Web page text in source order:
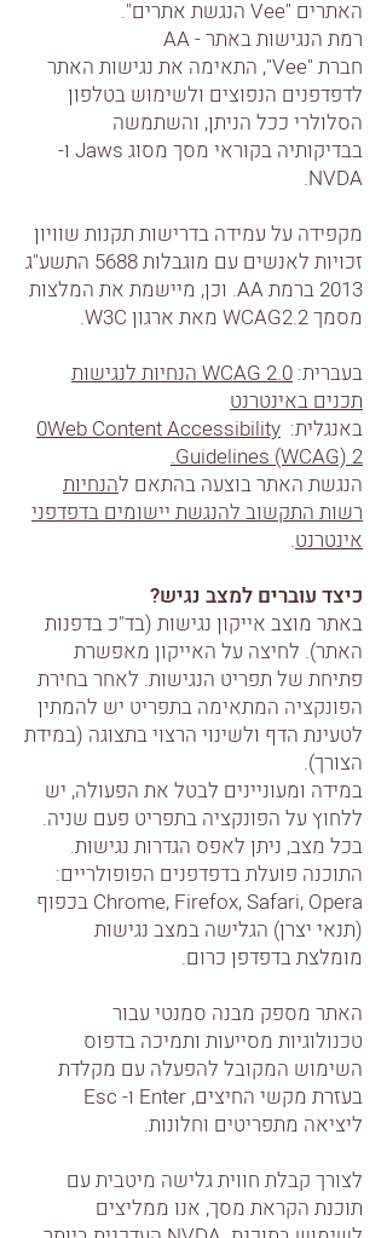
האתרים "Vee הנגשת אתרים".
רמת הנגישות באתר - AA
חברת "Vee", התאימה את נגישות האתר
לדפדפנים הנפוצים ולשימוש בטלפון
הסלולרי ככל הניתן, והשתמשה
בבדיקותיה בקוראי מסך מסוג Jaws ו-
NVDA.
מקפידה על עמידה בדרישות תקנות שוויון
זכויות לאנשים עם מוגבלות 5688 התשע"ג
2013 ברמת AA. וכן, מיישמת את המלצות
מסמך WCAG2.2 מאת ארגון W3C.
בעברית:
WCAG 2.0 הנחיות לנגישות
תכנים באינטרנט
באנגלית:
0Web Content Accessibility
Guidelines (WCAG) 2.
הנגשת האתר בוצעה בהתאם להנחיות
רשות התקשוב להנגשת יישומים בדפדפני
אינטרנט.
כיצד עוברים למצב נגיש?
באתר מוצב אייקון נגישות (בד"כ בדפנות
האתר). לחיצה על האייקון מאפשרת
פתיחת של תפריט הנגישות. לאחר בחירת
הפונקציה המתאימה בתפריט יש להמתין
לטעינת הדף ולשינוי הרצוי בתצוגה (במידת
הצורך).
במידה ומעוניינים לבטל את הפעולה, יש
ללחוץ על הפונקציה בתפריט פעם שניה.
בכל מצב, ניתן לאפס הגדרות נגישות.
התוכנה פועלת בדפדפנים הפופולריים:
Chrome, Firefox, Safari, Opera בכפוף
(תנאי יצרן) הגלישה במצב נגישות
מומלצת בדפדפן כרום.
האתר מספק מבנה סמנטי עבור
טכנולוגיות מסייעות ותמיכה בדפוס
השימוש המקובל להפעלה עם מקלדת
בעזרת מקשי החיצים, Enter ו- Esc
ליציאה מתפריטים וחלונות.
לצורך קבלת חווית גלישה מיטבית עם
תוכנת הקראת מסך, אנו ממליצים